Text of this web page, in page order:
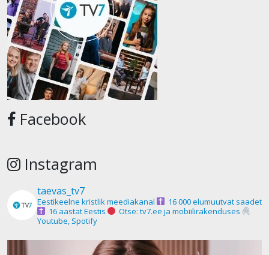
Facebook
Instagram
taevas_tv7
Eestikeelne kristlik meediakanal
16 000 elumuutvat saadet
16 aastat Eestis
Otse: tv7.ee ja mobiilirakenduses
Youtube, Spotify